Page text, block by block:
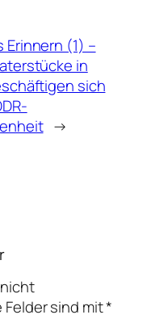
Erinnern (1) –
in
sich
→
Felder sind mit*